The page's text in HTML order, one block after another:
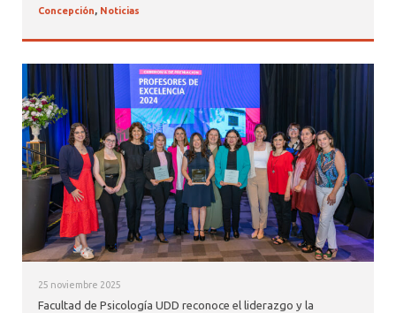
Concepción, Noticias
25 noviembre 2025
Facultad de Psicología UDD reconoce el liderazgo y la